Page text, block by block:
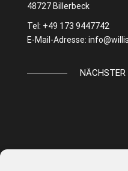
48727 Billerbeck
Tel: +49 173 9447742
E-Mail-Adresse: